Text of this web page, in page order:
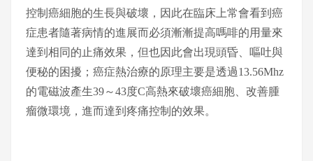
控制癌細胞的生長與破壞，因此在臨床上常會看到癌
症患者隨著病情的進展而必須漸漸提高嗎啡的用量來
達到相同的止痛效果，但也因此會出現頭昏、嘔吐與
便秘的困擾；癌症熱治療的原理主要是透過13.56Mhz
的電磁波產生39～43度C高熱來破壞癌細胞、改善腫
瘤微環境，進而達到疼痛控制的效果。